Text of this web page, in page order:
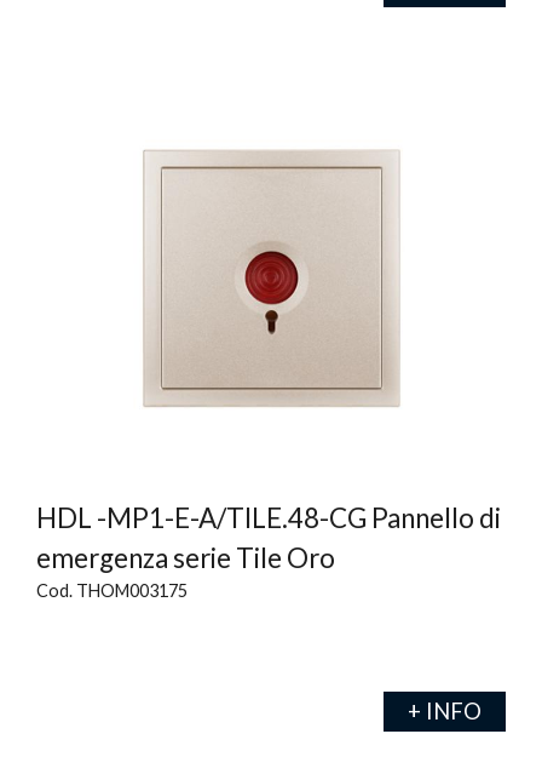
HDL -MP1-E-A/TILE.48-CG Pannello di
emergenza serie Tile Oro
Cod. THOM003175
+ INFO